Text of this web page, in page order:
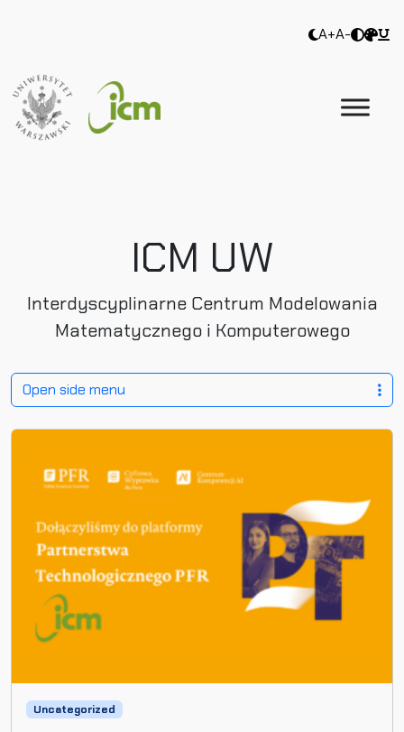
A+A-
ICM UW
Interdyscyplinarne Centrum Modelowania
Matematycznego i Komputerowego
Uncategorized
Open side menu